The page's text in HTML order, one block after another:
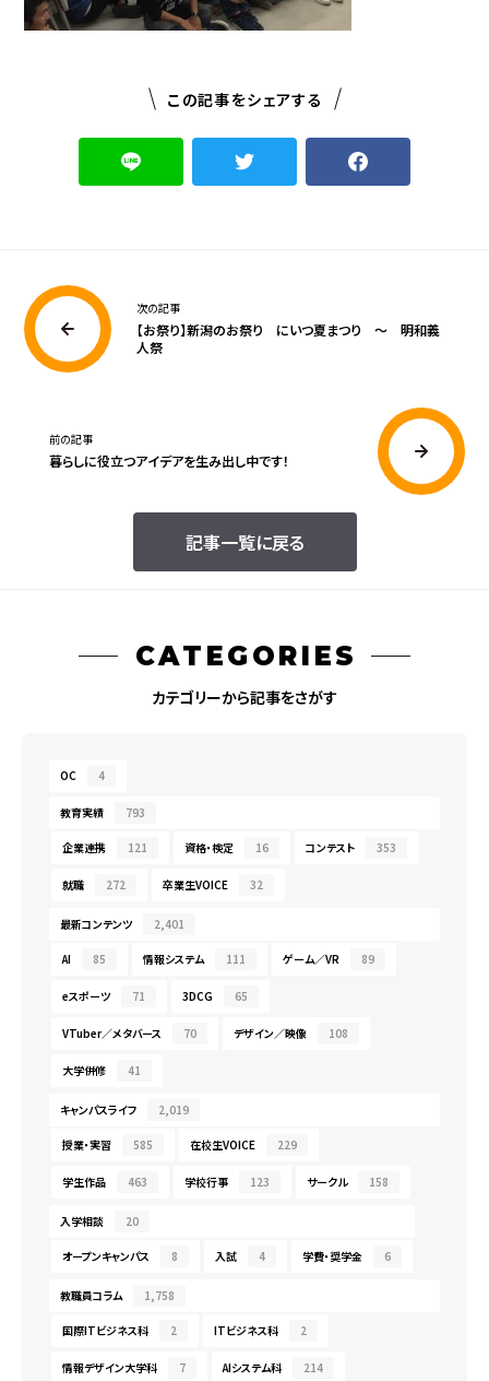
この記事をシェアする
次の記事
【お祭り】新潟のお祭り にいつ夏まつり ～ 明和義
人祭
記事一覧に戻る
前の記事
暮らしに役立つアイデアを生み出し中です！
CATEGORIES
カテゴリーから記事をさがす
OC 4
教育実績 793
企業連携 121 資格・検定 16 コンテスト 353
就職 272 卒業生VOICE 32
最新コンテンツ 2,401
AI 85 情報システム 111 ゲーム／VR 89
eスポーツ 71 3DCG 65
VTuber／メタバース 70 デザイン／映像 108
大学併修 41
キャンパスライフ 2,019
授業・実習 585 在校生VOICE 229
学生作品 463 学校行事 123 サークル 158
入学相談 20
オープンキャンパス 8 入試 4 学費・奨学金 6
教職員コラム 1,758
国際ITビジネス科 2 ITビジネス科 2
情報デザイン大学科 7 AIシステム科 214